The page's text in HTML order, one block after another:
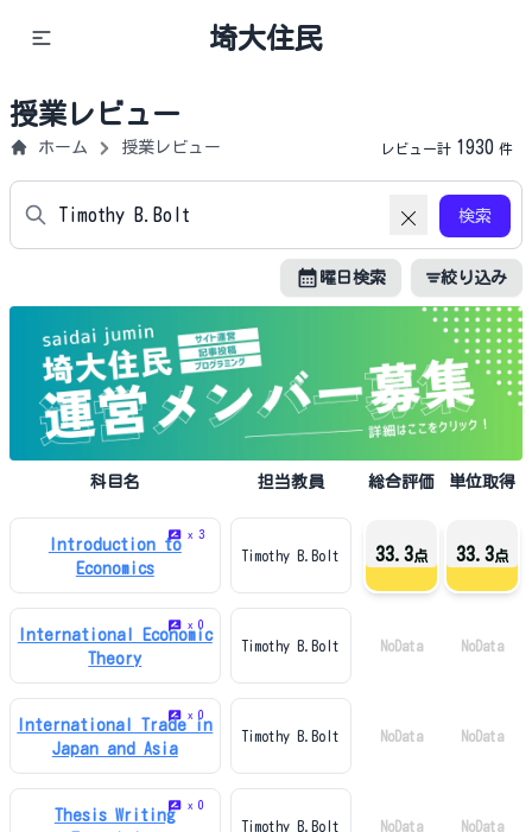
埼大住民
授業レビュー
ホーム 授業レビュー レビュー計 1930 件
検索
曜日検索 絞り込み
科目名 担当教員 総合評価 単位取得
x 3
Introduction to
Economics
Timothy B.Bolt 33.3点 33.3点
x 0
International Economic
Theory
Timothy B.Bolt NoData NoData
x 0
International Trade in
Japan and Asia
Timothy B.Bolt NoData NoData
x 0
Thesis Writing
Timothy B.Bolt NoData NoData